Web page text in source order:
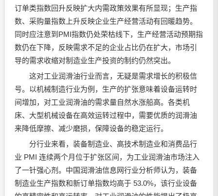
订单类指数回升反映扩大内需政策效果有所显现；生产指
数、采购量指数上升反映企业生产经营活动有回暖趋势。
同时应注意到PMI指数仍处荣枯线下，生产经营活动预期指
数仍在下降，反映需求不足的企业占比仍在扩大，市场引
导的需求收缩对制造业生产投资的制约仍然突出。
这对工业润滑油行业而言，无疑是需求增长的积极信
号。以机械制造行业为例，生产的扩张意味着设备运转时
间增加，对工业润滑油的需求量自然水涨船高。各类机
床、大型机械设备在高效运转过程中，需要优质的润滑油
来降低摩擦、减少磨损，保障设备的稳定运行。
分行业来看，装备制造业、高技术制造业和消费品行
业 PMI 连续两个月位于扩张区间，为工业润滑油市场注入
了一针强心剂。中国润滑油信息网行业分析师认为，装备
制造业生产指数和新订单指数均高于 53.0%，该行业设备